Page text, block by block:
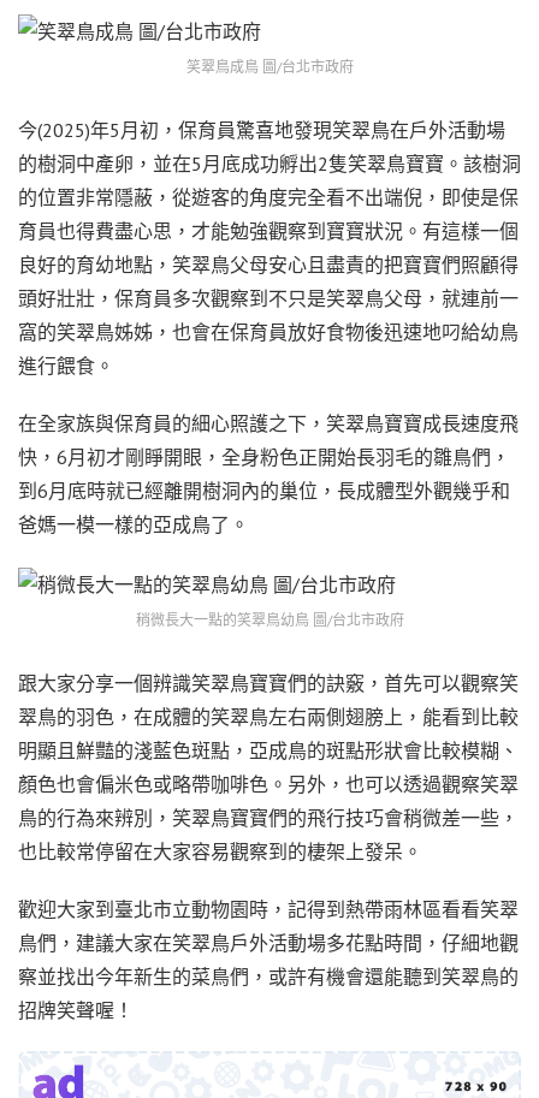
笑翠鳥成鳥 圖/台北市政府
今(2025)年5月初，保育員驚喜地發現笑翠鳥在戶外活動場
的樹洞中產卵，並在5月底成功孵出2隻笑翠鳥寶寶。該樹洞
的位置非常隱蔽，從遊客的角度完全看不出端倪，即使是保
育員也得費盡心思，才能勉強觀察到寶寶狀況。有這樣一個
良好的育幼地點，笑翠鳥父母安心且盡責的把寶寶們照顧得
頭好壯壯，保育員多次觀察到不只是笑翠鳥父母，就連前一
窩的笑翠鳥姊姊，也會在保育員放好食物後迅速地叼給幼鳥
進行餵食。
在全家族與保育員的細心照護之下，笑翠鳥寶寶成長速度飛
快，6月初才剛睜開眼，全身粉色正開始長羽毛的雛鳥們，
到6月底時就已經離開樹洞內的巢位，長成體型外觀幾乎和
爸媽一模一樣的亞成鳥了。
稍微長大一點的笑翠鳥幼鳥 圖/台北市政府
跟大家分享一個辨識笑翠鳥寶寶們的訣竅，首先可以觀察笑
翠鳥的羽色，在成體的笑翠鳥左右兩側翅膀上，能看到比較
明顯且鮮豔的淺藍色斑點，亞成鳥的斑點形狀會比較模糊、
顏色也會偏米色或略帶咖啡色。另外，也可以透過觀察笑翠
鳥的行為來辨別，笑翠鳥寶寶們的飛行技巧會稍微差一些，
也比較常停留在大家容易觀察到的棲架上發呆。
歡迎大家到臺北市立動物園時，記得到熱帶雨林區看看笑翠
鳥們，建議大家在笑翠鳥戶外活動場多花點時間，仔細地觀
察並找出今年新生的菜鳥們，或許有機會還能聽到笑翠鳥的
招牌笑聲喔！